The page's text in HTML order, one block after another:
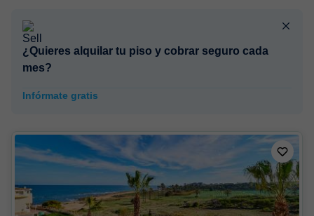
¿Quieres alquilar tu piso y cobrar seguro cada
mes?
Infórmate gratis